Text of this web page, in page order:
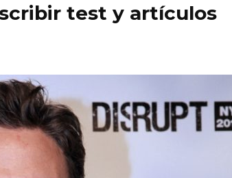
test y artículos